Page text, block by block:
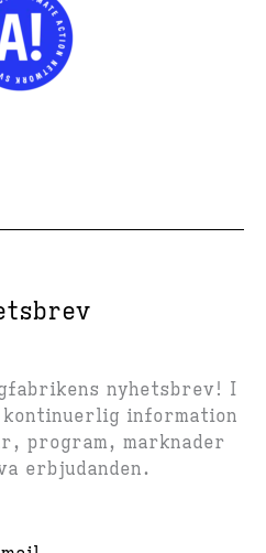
nyhetsbrev! I
information
program, marknader
erbjudanden.